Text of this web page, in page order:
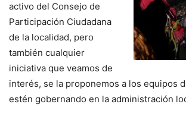
activo del Consejo de
Participación Ciudadana
de la localidad, pero
también cualquier
iniciativa que veamos de
interés, se la proponemos a los equipos
estén gobernando en la administración